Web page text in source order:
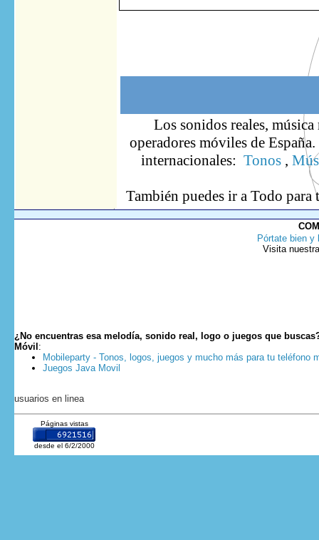
Los sonidos reales,
operadores móviles de
internacionales: Tonos,
También puedes ir a Todo para
Pórtate bien y
Visita
¿No encuentras esa melodía, sonido real, logo o juegos que
Móvil :
Mobileparty - Tonos, logos, juegos y mucho más para tu teléfono
Juegos Java Movil
usuarios en linea
Páginas vistas
desde el 6/2/2000